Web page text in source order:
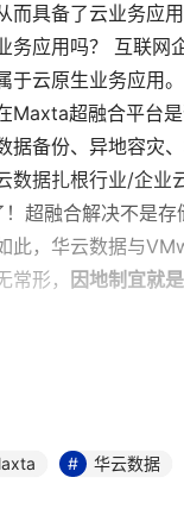
而具备了云业务应
务应用吗？ 互联网
于云原生业务应用
Maxta超融合平台
据备份、异地容灾
数据扎根行业/企业
！超融合解决不是存
此，华云数据与
形，
因地制宜就
传媒，文章内容仅供参
华云数据